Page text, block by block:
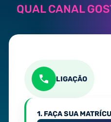
QUAL CANAL
LIGAÇÃO
1. FAÇA SUA